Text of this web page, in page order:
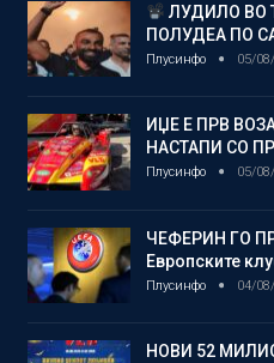
ЛУДИЛО ВО
ПОЛУДЕА ПО
Плусинфо 05/
ИЏЕ Е ПРВ
НАСТАПИ СО
Плусинфо 05/
ЧЕФЕРИН ГО
Европските
Плусинфо 04/
НОВИ 52